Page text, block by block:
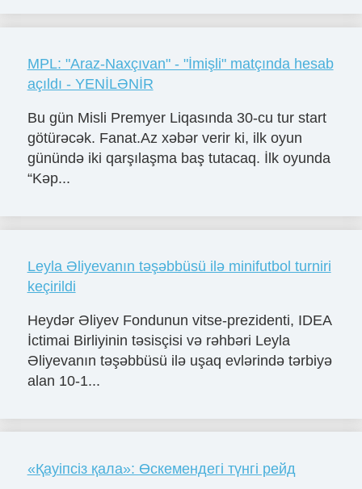
MPL: "Araz-Naxçıvan" - "İmişli" matçında hesab
açıldı - YENİLƏNİR
Bu gün Misli Premyer Liqasında 30-cu tur start
götürəcək. Fanat.Az xəbər verir ki, ilk oyun
günündə iki qarşılaşma baş tutacaq. İlk oyunda
“Kəp...
Leyla Əliyevanın təşəbbüsü ilə minifutbol turniri
keçirildi
Heydər Əliyev Fondunun vitse-prezidenti, IDEA
İctimai Birliyinin təsisçisi və rəhbəri Leyla
Əliyevanın təşəbbüsü ilə uşaq evlərində tərbiyə
alan 10-1...
«Қауіпсіз қала»: Өскемендегі түнгі рейд